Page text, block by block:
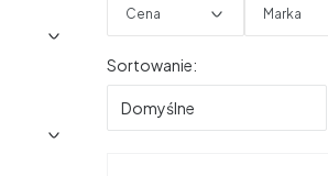
Cena Marka
Koniec filtrów
Lista produktów
Sortowanie:
Domyślne